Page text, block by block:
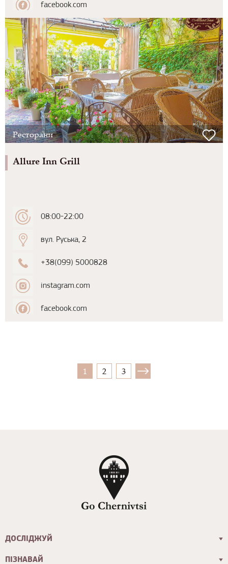
facebook.com
Ресторани
Allure Inn Grill
08:00-22:00
вул. Руська, 2
+38(099) 5000828
instagram.com
facebook.com
1 2 3
ДОСЛІДЖУЙ
ПІЗНАВАЙ